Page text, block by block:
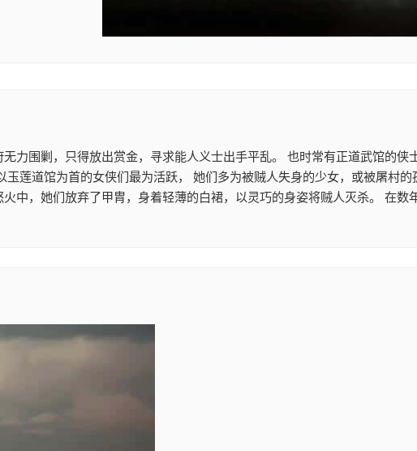
力围剿，只得放出赏金，寻求能人义士出手平乱。 也时常有正道武馆的侠
莲道馆为首的女侠们最为活跃， 她们多为被贼人失身的少女，或被屠村的
中，她们放弃了甲胄，身着轻薄的白裙，以灵巧的身姿将贼人灭杀。 在数